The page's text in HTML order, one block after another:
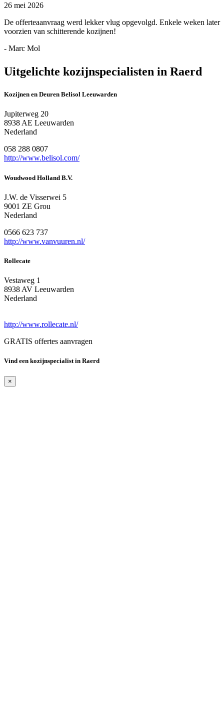
26 mei 2026
De offerteaanvraag werd lekker vlug opgevolgd. Enkele weken later
voorzien van schitterende kozijnen!
- Marc Mol
Uitgelichte kozijnspecialisten in Raerd
Kozijnen en Deuren Belisol Leeuwarden
Jupiterweg 20
8938 AE Leeuwarden
Nederland
058 288 0807
http://www.belisol.com/
Woudwood Holland B.V.
J.W. de Visserwei 5
9001 ZE Grou
Nederland
0566 623 737
http://www.vanvuuren.nl/
Rollecate
Vestaweg 1
8938 AV Leeuwarden
Nederland
http://www.rollecate.nl/
GRATIS offertes aanvragen
Vind een kozijnspecialist in Raerd
×